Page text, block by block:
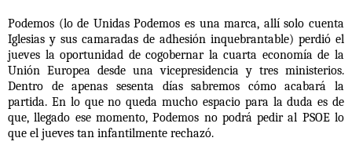
Podemos (lo de Unidas Podemos es una marca, allí solo cuenta
Iglesias y sus camaradas de adhesión inquebrantable) perdió el
jueves la oportunidad de cogobernar la cuarta economía de la
Unión Europea desde una vicepresidencia y tres ministerios.
Dentro de apenas sesenta días sabremos cómo acabará la
partida. En lo que no queda mucho espacio para la duda es de
que, llegado ese momento, Podemos no podrá pedir al PSOE lo
que el jueves tan infantilmente rechazó.